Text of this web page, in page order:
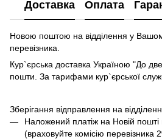
Доставка Оплата
Новою поштою на відділення у
перевізника.
Кур`єрська доставка Україною "До
пошти. За тарифами кур`єрської
Зберігання відправлення на
Наложений платіж на Новій пошті
(враховуйте комісію перевізника